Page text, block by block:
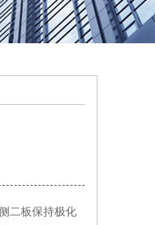
二板保持极化